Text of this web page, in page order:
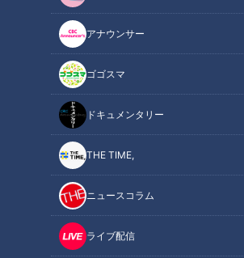
アナウンサー
ゴゴスマ
ドキュメンタリー
THE TIME,
ニュースコラム
ライブ配信
記事に戻る
この記事を見たあなたへのおすすめ